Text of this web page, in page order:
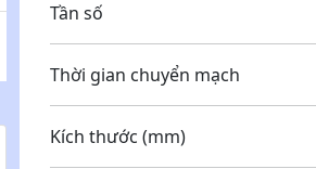
Tần số 50
Thời gian chuyển
Kích thước (mm) 815 x